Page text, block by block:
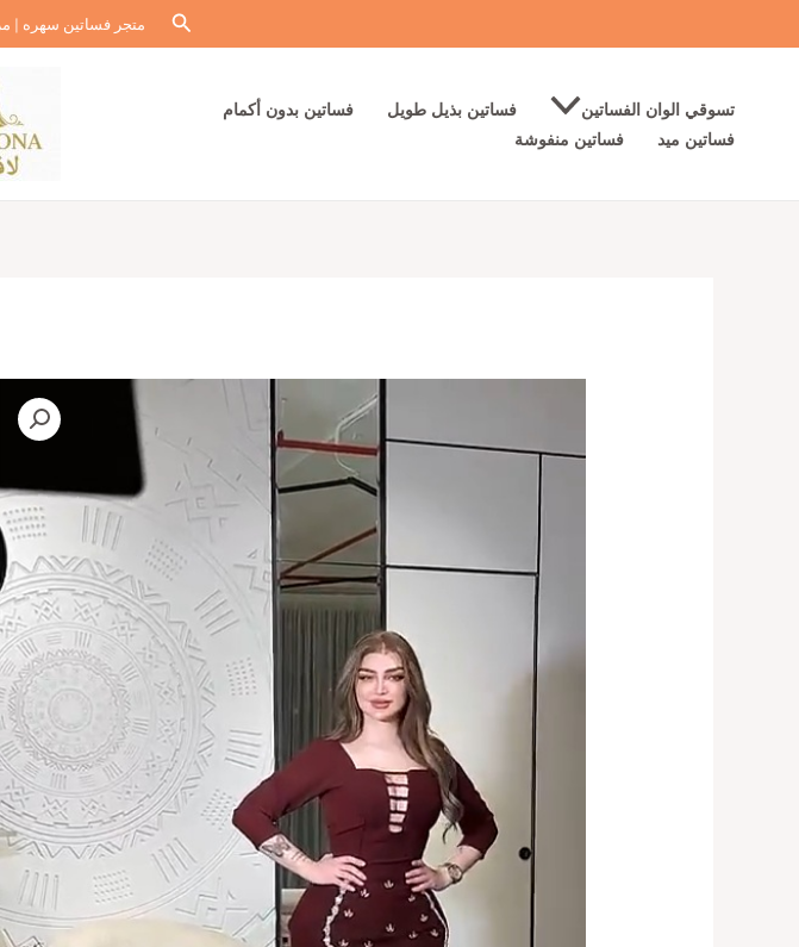
إلى
البحثمتجر فساتين سهره |
تسوقي الوان الفساتين فساتين بذيل طويل
فساتين بدون أكمام
فساتين ميد
فساتين منفوشة